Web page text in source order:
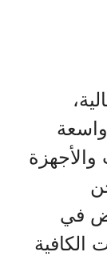
والأجهزة
في
الكافية